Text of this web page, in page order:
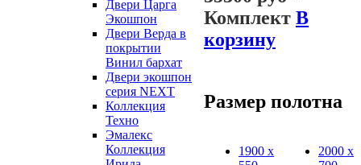
Двери Царга
Экошпон
Двери Верда в
покрытии
Винил бархат
Двери экошпон
серия NEXT
Коллекция
Техно
Эмалекс
Коллекция
Комплект В
корзину
Размер полотна
1900 х
2000 х